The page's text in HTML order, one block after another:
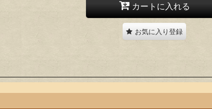
カートに入れる
お気に入り登録